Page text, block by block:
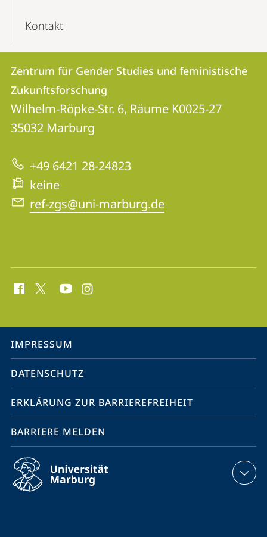
Kontakt
Kontakt
und
Informationen
zur
Website
Kontaktinformationen
Zentrum
für
Gender
und
feministische
Zukunftsforschung
Zentrum für Gender Studies und feministische
Zukunftsforschung
Wilhelm-Röpke-Str. 6, Räume K0025-27
35032 Marburg
+49 6421 28-24823
keine
ref-zgs@uni-marburg.de
Media
Service-
Navigation
IMPRESSUM
DATENSCHUTZ
ERKLÄRUNG ZUR BARRIEREFREIHEIT
BARRIERE MELDEN